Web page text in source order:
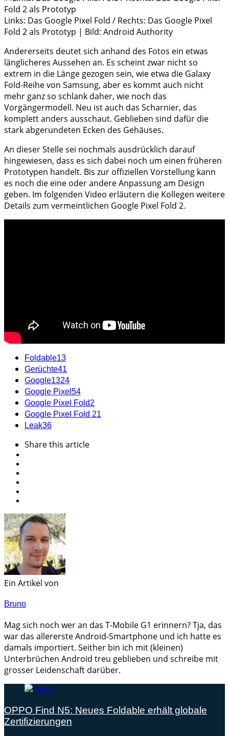
Links: Das Google Pixel Fold / Rechts: Das Google Pixel
Fold 2 als Prototyp | Bild: Android Authority
Andererseits deutet sich anhand des Fotos ein etwas
länglicheres Aussehen an. Es scheint zwar nicht so
extrem in die Länge gezogen sein, wie etwa die Galaxy
Fold-Reihe von Samsung, aber es kommt auch nicht
mehr ganz so schlank daher, wie noch das
Vorgängermodell. Neu ist auch das Scharnier, das
komplett anders ausschaut. Geblieben sind dafür die
stark abgerundeten Ecken des Gehäuses.
An dieser Stelle sei nochmals ausdrücklich darauf
hingewiesen, dass es sich dabei noch um einen früheren
Prototypen handelt. Bis zur offiziellen Vorstellung kann
es noch die eine oder andere Anpassung am Design
geben. Im folgenden Video erläutern die Kollegen weitere
Details zum vermeintlichen Google Pixel Fold 2.
Foldable13
Gerüchte41
Google1324
Google Pixel 54
Google Pixel Fold2
Google Pixel Fold 21
Leak36
Sharethis article
Ein Artikel von
Bruno
Mag sich noch wer an das T-Mobile G1 erinnern? Tja, das
war das allererste Android-Smartphone und ich hatte es
damals importiert. Seither bin ich mit (kleinen)
Unterbrüchen Android treu geblieben und schreibe mit
grosser Leidenschaft darüber.
OPPO Find N5: Neues Foldable erhält globale
Zertifizierungen